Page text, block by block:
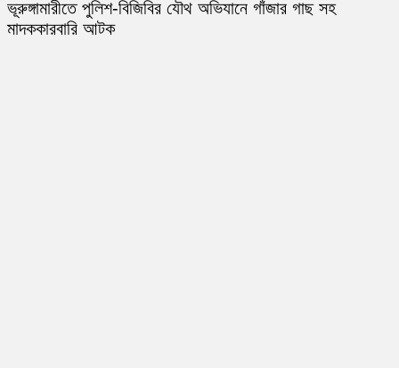
ভূরুঙ্গামারীতে পুলিশ-বিজিবির যৌথ অভিযানে গাঁজার গাছ সহ
মাদককারবারি আটক